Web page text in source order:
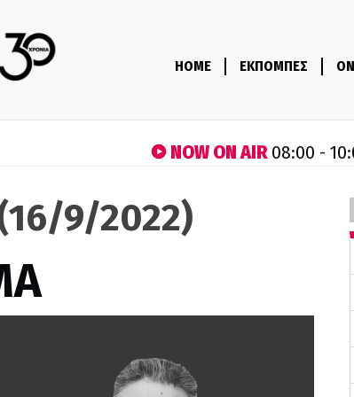
HOME ΕΚΠΟΜΠΕΣ
NOW ON AIR08:00 -
9/2022)